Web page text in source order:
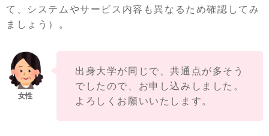
て、システムやサービス内容も異なるため確認してみ
ましょう）。
出身大学が同じで、共通点が多そう
でしたので、お申し込みしました。
よろしくお願いいたします。